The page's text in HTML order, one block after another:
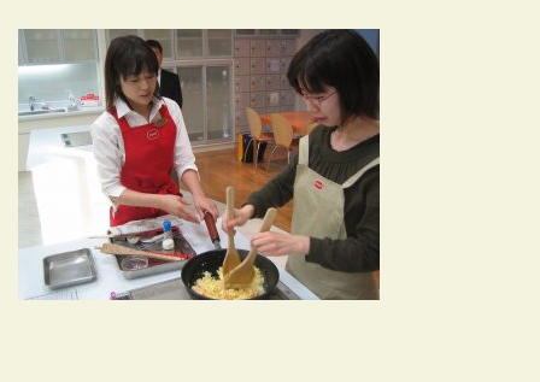
03-3334-0334